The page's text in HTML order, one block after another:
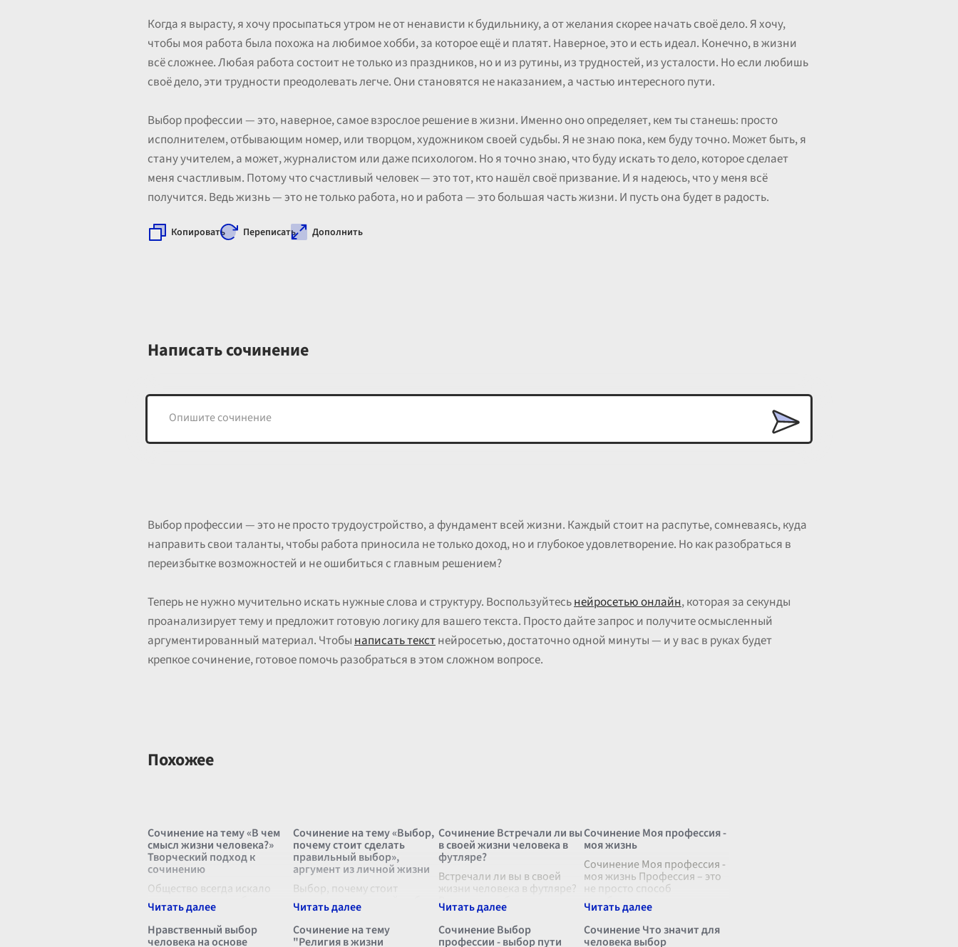
Когда я вырасту, я хочу просыпаться утром не от ненависти к будильнику, а от желания скорее начать своё дело. Я хочу,
чтобы моя работа была похожа на любимое хобби, за которое ещё и платят. Наверное, это и есть идеал. Конечно, в жизни
всё сложнее. Любая работа состоит не только из праздников, но и из рутины, из трудностей, из усталости. Но если любишь
своё дело, эти трудности преодолевать легче. Они становятся не наказанием, а частью интересного пути.
Выбор профессии — это, наверное, самое взрослое решение в жизни. Именно оно определяет, кем ты станешь: просто
исполнителем, отбывающим номер, или творцом, художником своей судьбы. Я не знаю пока, кем буду точно. Может быть, я
стану учителем, а может, журналистом или даже психологом. Но я точно знаю, что буду искать то дело, которое сделает
меня счастливым. Потому что счастливый человек — это тот, кто нашёл своё призвание. И я надеюсь, что у меня всё
получится. Ведь жизнь — это не только работа, но и работа — это большая часть жизни. И пусть она будет в радость.
Копировать Переписать Дополнить
Написать сочинение
Выбор профессии — это не просто трудоустройство, а фундамент всей жизни. Каждый стоит на распутье, сомневаясь, куда
направить свои таланты, чтобы работа приносила не только доход, но и глубокое удовлетворение. Но как разобраться в
переизбытке возможностей и не ошибиться с главным решением?
Теперь не нужно мучительно искать нужные слова и структуру. Воспользуйтесьнейросетью онлайн, которая за секунды
проанализирует тему и предложит готовую логику для вашего текста. Просто дайте запрос и получите осмысленный
аргументированный материал. Чтобынаписать текстнейросетью, достаточно одной минуты — и у вас в руках будет
крепкое сочинение, готовое помочь разобраться в этом сложном вопросе.
Похожее
Сочинение на тему «В чем
смысл жизни человека?»
Творческий подход к
сочинению
Общество всегда искало
ответы на загадки бытия,
пытаясь понять, в чем
заключается смысл жизни
человека. Каждый новый
Сочинение на тему «Выбор,
почему стоит сделать
правильный выбор»,
аргумент из личной жизни
Выбор, почему стоит
сделать правильный выбор
В жизни каждого человека
наступает момент, когда
приходится принимать
Сочинение Встречали ли вы
в своей жизни человека в
футляре?
Встречали ли вы в своей
жизни человека в футляре?
Вопрос этот, быть может,
сразу же вызывает
недоумение и даже легкую
улыбку на губах. Но ведь
Сочинение Моя профессия -
моя жизнь
Сочинение Моя профессия -
моя жизнь Профессия – это
не просто способ
зарабатывания на жизнь,
это сердце, душа и дыхание
человека, нашедшего своё
призвание. С раннего
Нравственный выбор
человека на основе
Сочинение на тему
"Религия в жизни
Сочинение Выбор
профессии - выбор пути
Сочинение Что значит для
человека выбор